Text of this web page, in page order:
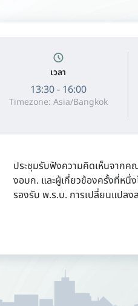
เวลา
13:30 - 16:00
Timezone: Asia/Bangkok
ประชุมรับฟังความคิดเห็นจาก
งอบก. และผู้เกี่ยวข้องครั้งที่ห
รองรับ พ.ร.บ. การเปลี่ยนแปล